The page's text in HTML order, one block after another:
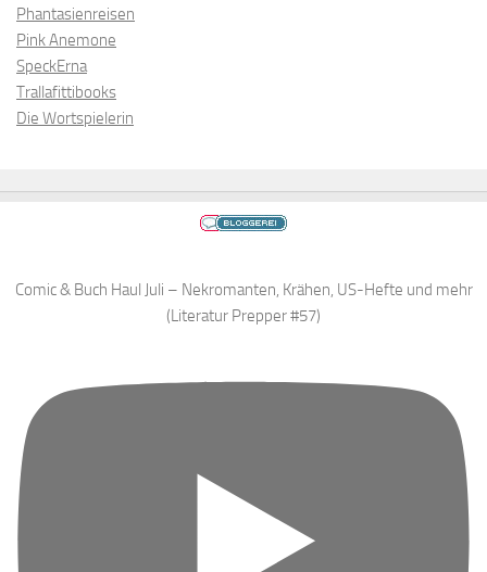
Phantasienreisen
Pink Anemone
SpeckErna
Trallafittibooks
Die Wortspielerin
Comic & Buch Haul Juli – Nekromanten, Krähen, US-Hefte und mehr
(Literatur Prepper #57)